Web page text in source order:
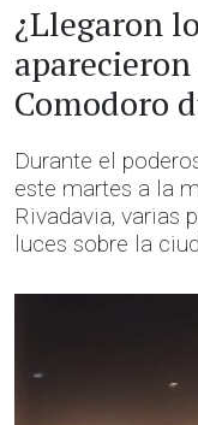
¿Llegaron
Comodoro
Durante el
este martes a la
Rivadavia, varias
luces sobre la